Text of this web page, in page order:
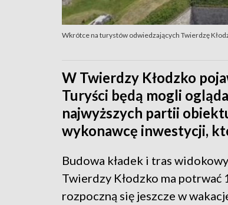
Wkrótce na turystów odwiedzających Twierdzę
W Twierdzy Kłodzko
Turyści będą mogli
najwyższych partii
wykonawcę inwestycji,
Budowa kładek i tras
Twierdzy Kłodzko ma potrwać
rozpoczną się jeszcze w